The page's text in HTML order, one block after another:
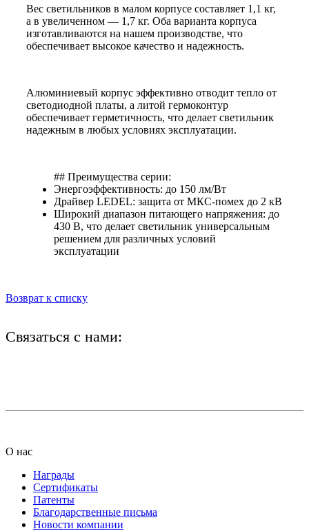
Вес светильников в малом корпусе составляет 1,1 кг,
а в увеличенном — 1,7 кг. Оба варианта корпуса
изготавливаются на нашем производстве, что
обеспечивает высокое качество и надежность.
Алюминиевый корпус эффективно отводит тепло от
светодиодной платы, а литой гермоконтур
обеспечивает герметичность, что делает светильник
надежным в любых условиях эксплуатации.
## Преимущества серии:
Энергоэффективность: до 150 лм/Вт
Драйвер LEDEL: защита от МКС-помех до 2 кВ
Широкий диапазон питающего напряжения: до
430 В, что делает светильник универсальным
решением для различных условий
эксплуатации
Возврат к списку
Связаться с нами:
О нас
Награды
Сертификаты
Патенты
Благодарственные письма
Новости компании